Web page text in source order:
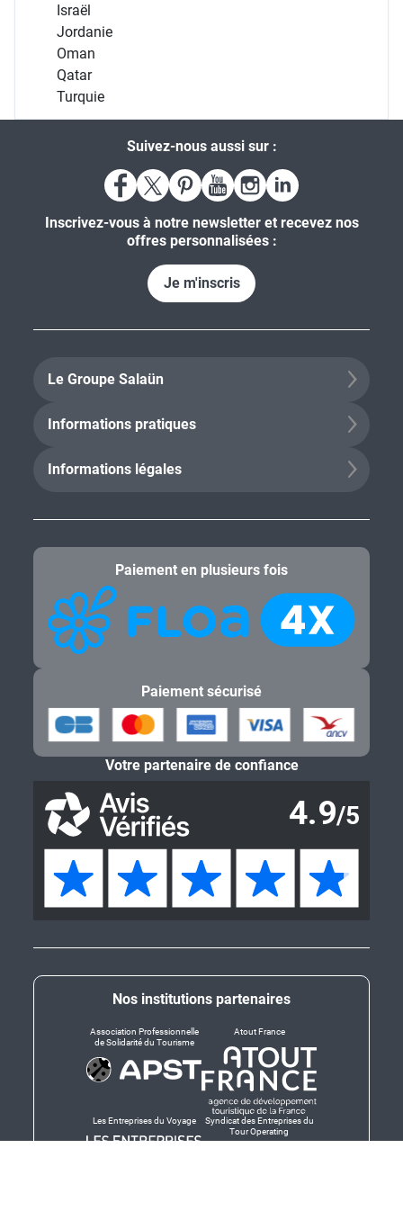
Israël
Jordanie
Oman
Qatar
Turquie
Suivez-nous aussi sur :
Inscrivez-vous à notre newsletter et recevez nos
offres personnalisées :
Je m'inscris
Le Groupe Salaün
Informations pratiques
Informations légales
Nos institutions partenaires
Association Professionnelle
de Solidarité du Tourisme
Atout France
Les Entreprises du Voyage
Syndicat des Entreprises du
Tour Operating
Paiement en plusieurs fois
Paiement sécurisé
Votre partenaire de confiance